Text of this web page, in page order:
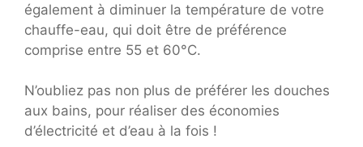
également à diminuer la température de votre
chauffe-eau, qui doit être de préférence
comprise entre 55 et 60°C.
N’oubliez pas non plus de préférer les douches
aux bains, pour réaliser des économies
d’électricité et d’eau à la fois !